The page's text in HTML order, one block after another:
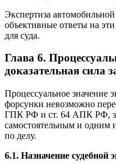
Экспертиза
объективные ответы на
для суда.
Глава 6.
доказательная сила
Процессуальное значение
форсунки невозможно
ГПК РФ и ст. 64 АПК РФ,
самостоятельным и одним
по делу.
6.1. Назначение судебной